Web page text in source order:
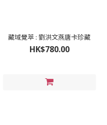
藏域覺萃 : 劉洪文燕唐卡珍藏
HK$780.00